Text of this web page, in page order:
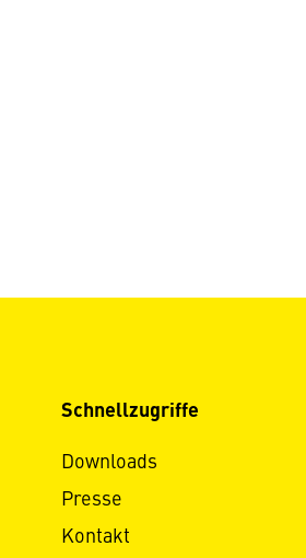
Schnellzugriffe
Downloads
Presse
Kontakt